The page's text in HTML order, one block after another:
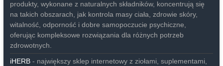
produkty, wykonane z naturalnych składników, koncentrują się
na takich obszarach, jak kontrola masy ciała, zdrowie skóry,
witalność, odporność i dobre samopoczucie psychiczne,
oferując kompleksowe rozwiązania dla różnych potrzeb
zdrowotnych.
iHERB- największy sklep internetowy z ziołami, suplementami,